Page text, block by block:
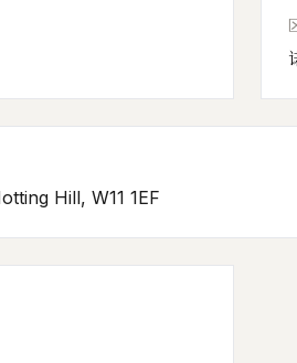
Hill, W11 1EF